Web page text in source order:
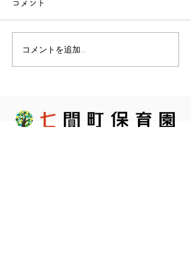
コメント
コメントを追加…